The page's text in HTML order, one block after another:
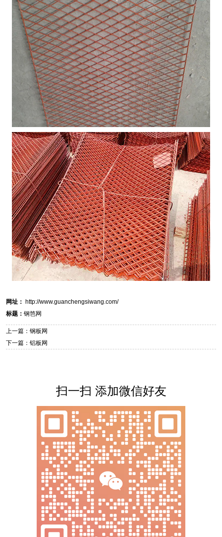
网址： http://www.guanchengsiwang.com/
标题： 钢笆网
上一篇：钢板网
下一篇：铝板网
扫一扫 添加微信好友